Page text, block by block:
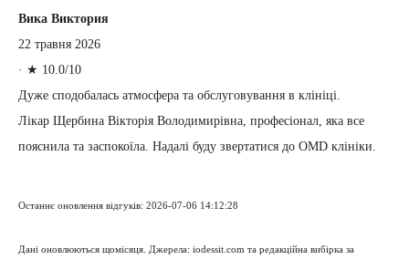
Вика Виктория
22 травня 2026
· ★ 10.0/10
Дуже сподобалась атмосфера та обслуговування в клініці.
Лікар Щербина Вікторія Володимирівна, професіонал, яка все
пояснила та заспокоїла. Надалі буду звертатися до OMD клініки.
Останнє оновлення відгуків: 2026-07-06 14:12:28
Дані оновлюються щомісяця. Джерела: iodessit.com та редакційна вибірка за